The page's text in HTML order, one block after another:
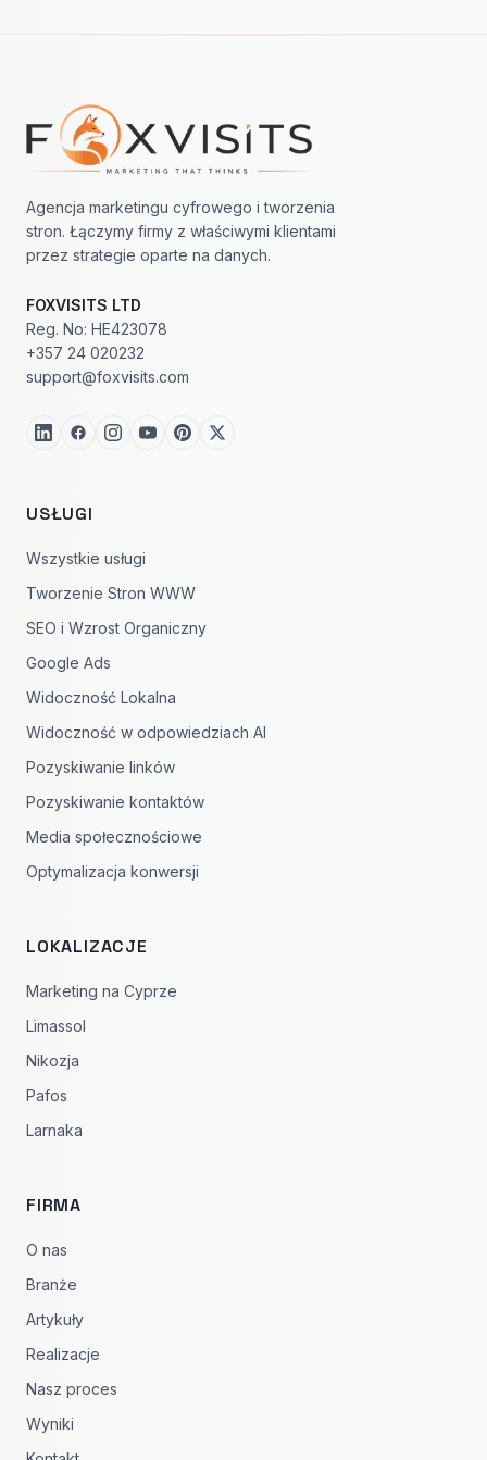
Nawigacja w stopce
Agencja marketingu cyfrowego i tworzenia
stron. Łączymy firmy z właściwymi klientami
przez strategie oparte na danych.
FOXVISITS LTD
Reg. No: HE423078
+357 24 020232
support@foxvisits.com
USŁUGI
Wszystkie usługi
Tworzenie Stron WWW
SEO i Wzrost Organiczny
Google Ads
Widoczność Lokalna
Widoczność w odpowiedziach AI
Pozyskiwanie linków
Pozyskiwanie kontaktów
Media społecznościowe
Optymalizacja konwersji
LOKALIZACJE
Marketing na Cyprze
Limassol
Nikozja
Pafos
Larnaka
FIRMA
O nas
Branże
Artykuły
Realizacje
Nasz proces
Wyniki